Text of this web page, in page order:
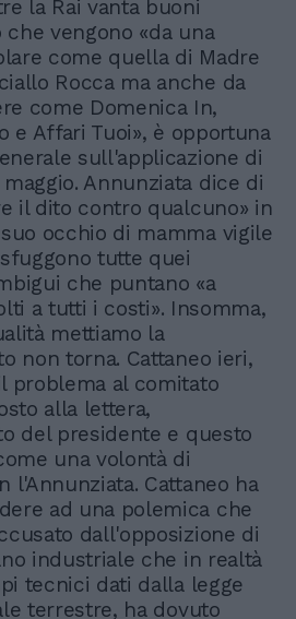
la Rai vanta buoni
vengono «da una
come quella di Madre
Rocca ma anche da
come Domenica In,
e Affari Tuoi», è opportuna
sull'applicazione di
Annunziata dice di
il dito contro qualcuno» in
occhio di mamma vigile
tutte quei
che puntano «a
a tutti i costi». Insomma,
mettiamo la
non torna. Cattaneo ieri,
problema al comitato
alla lettera,
del presidente e questo
una volontà di
l'Annunziata. Cattaneo ha
ad una polemica che
dall'opposizione di
industriale che in realtà
tecnici dati dalla legge
terrestre, ha dovuto